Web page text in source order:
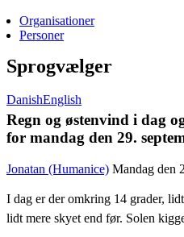
Organisationer
Personer
Sprogvælger
DanishEnglish
Regn og østenvind i dag
for mandag den 29.
Jonatan (Humanice) Mandag den
I dag er der omkring 14 grader,
lidt mere skyet end før. Solen